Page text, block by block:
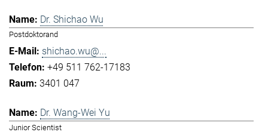
Dr. Shichao Wu
Postdoktorand
shichao.wu@...
+49 511 762-17183
3401 047
Dr. Wang-Wei Yu
Junior Scientist